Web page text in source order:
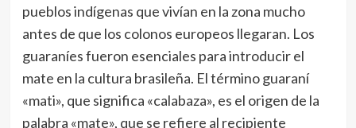
pueblos indígenas que vivían en la zona mucho
antes de que los colonos europeos llegaran. Los
guaraníes fueron esenciales para introducir el
mate en la cultura brasileña. El término guaraní
«mati», que significa «calabaza», es el origen de la
palabra «mate», que se refiere al recipiente